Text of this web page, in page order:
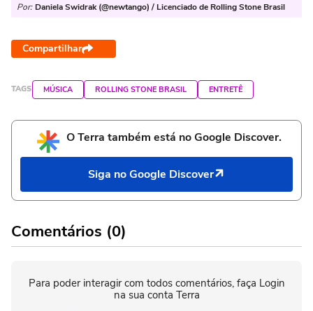
Por: Daniela Swidrak (@newtango) / Licenciado de Rolling Stone Brasil
Compartilhar
TAGS MÚSICA ROLLING STONE BRASIL ENTRETÊ
O Terra também está no Google Discover.
Siga no Google Discover
Comentários (0)
Para poder interagir com todos comentários, faça Login
na sua conta Terra